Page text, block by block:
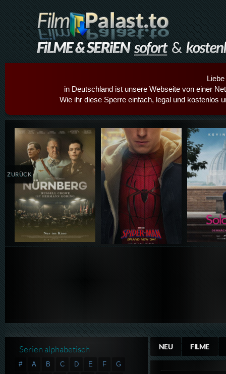
in Deutschland ist unsere Webseite von einer
Wie ihr diese Sperre einfach, legal und kostenlos
Details,Play Details,Play
ZURÜCK
NEU FILME
Serien alphabetisch
# A B C D E F
G